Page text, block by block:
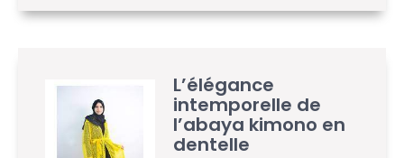
L’élégance
intemporelle de
l’abaya kimono en
dentelle